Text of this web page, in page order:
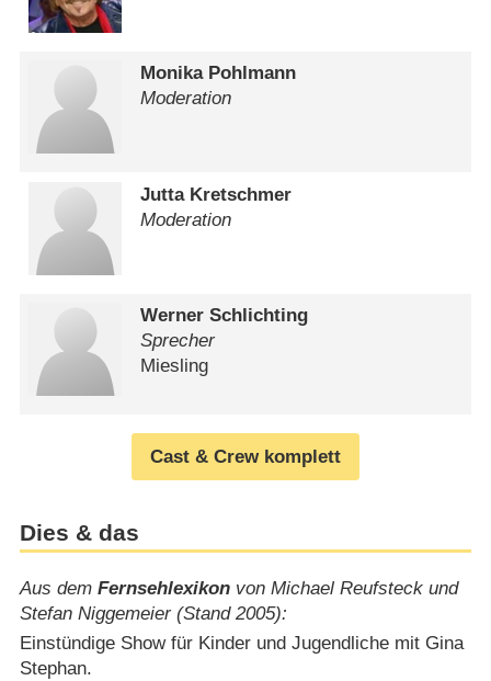
Monika Pohlmann
Moderation
Jutta Kretschmer
Moderation
Werner Schlichting
Sprecher
Miesling
Cast & Crew komplett
Dies & das
Aus dem Fernsehlexikonvon Michael Reufsteck und
Stefan Niggemeier (Stand 2005):
Einstündige Show für Kinder und Jugendliche mit Gina
Stephan.